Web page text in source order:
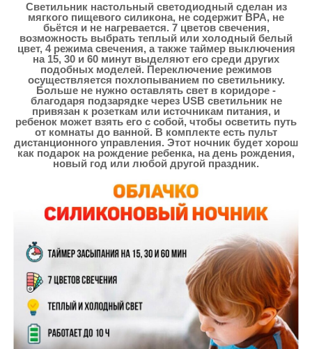
Cветильник настольный светодиодный сделан из
мягкого пищевого силикона, не содержит BPA, не
бьётся и не нагревается. 7 цветов свечения,
возможность выбрать теплый или холодный белый
цвет, 4 режима свечения, а также таймер выключения
на 15, 30 и 60 минут выделяют его среди других
подобных моделей. Переключение режимов
осуществляется похлопыванием по светильнику.
Больше не нужно оставлять свет в коридоре -
благодаря подзарядке через USB светильник не
привязан к розеткам или источникам питания, и
ребенок может взять его с собой, чтобы осветить путь
от комнаты до ванной. В комплекте есть пульт
дистанционного управления. Этот ночник будет хорош
как подарок на рождение ребенка, на день рождения,
новый год или любой другой праздник.